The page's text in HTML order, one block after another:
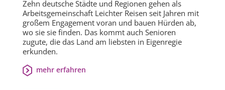
Zehn deutsche Städte und Regionen gehen als
Arbeitsgemeinschaft Leichter Reisen seit Jahren mit
großem Engagement voran und bauen Hürden ab,
wo sie sie finden. Das kommt auch Senioren
zugute, die das Land am liebsten in Eigenregie
erkunden.
mehr erfahren